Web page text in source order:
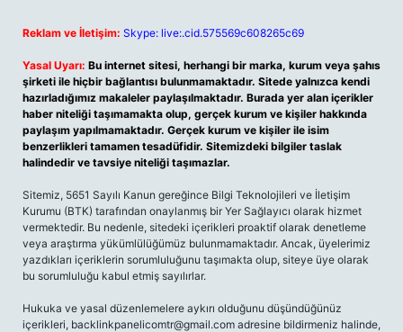
Reklam ve İletişim: Skype: live:.cid.575569c608265c69
Yasal Uyarı: Bu internet sitesi, herhangi bir marka, kurum veya şahıs
şirketi ile hiçbir bağlantısı bulunmamaktadır. Sitede yalnızca kendi
hazırladığımız makaleler paylaşılmaktadır. Burada yer alan içerikler
haber niteliği taşımamakta olup, gerçek kurum ve kişiler hakkında
paylaşım yapılmamaktadır. Gerçek kurum ve kişiler ile isim
benzerlikleri tamamen tesadüfidir. Sitemizdeki bilgiler taslak
halindedir ve tavsiye niteliği taşımazlar.
Sitemiz, 5651 Sayılı Kanun gereğince Bilgi Teknolojileri ve İletişim
Kurumu (BTK) tarafından onaylanmış bir Yer Sağlayıcı olarak hizmet
vermektedir. Bu nedenle, sitedeki içerikleri proaktif olarak denetleme
veya araştırma yükümlülüğümüz bulunmamaktadır. Ancak, üyelerimiz
yazdıkları içeriklerin sorumluluğunu taşımakta olup, siteye üye olarak
bu sorumluluğu kabul etmiş sayılırlar.
Hukuka ve yasal düzenlemelere aykırı olduğunu düşündüğünüz
içerikleri, backlinkpanelicomtr@gmail.com adresine bildirmeniz halinde,